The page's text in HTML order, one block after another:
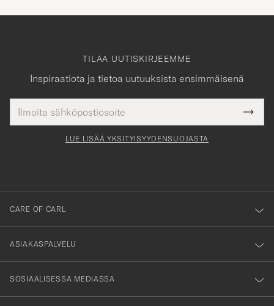
TILAA UUTISKIRJEEMME
Inspiraatiota ja tietoa uutuuksista ensimmäisenä
tieto
Tack
för
dig
till
vårt
nyhetsbrev!
LUE LISÄÄ YKSITYISYYDENSUOJASTA
CARE OF CARL
ASIAKASPALVELU
SOSIAALISESSA MEDIASSA